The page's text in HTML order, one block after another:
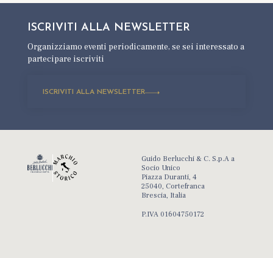
ISCRIVITI ALLA NEWSLETTER
Organizziamo eventi periodicamente,se sei interessato a
partecipare iscriviti
ISCRIVITI ALLA NEWSLETTER
Guido Berlucchi & C. S.p.A a
Socio Unico
Piazza Duranti, 4
25040, Cortefranca
Brescia, Italia
P.IVA 01604750172